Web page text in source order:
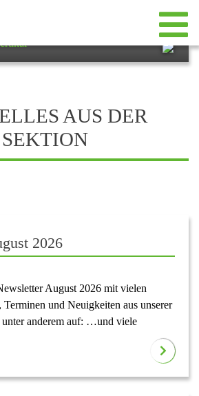
Next
AUS DER
SEKTION
2026
August 2026 mit vielen
und Neuigkeiten aus unserer
unter anderem auf: …und viele